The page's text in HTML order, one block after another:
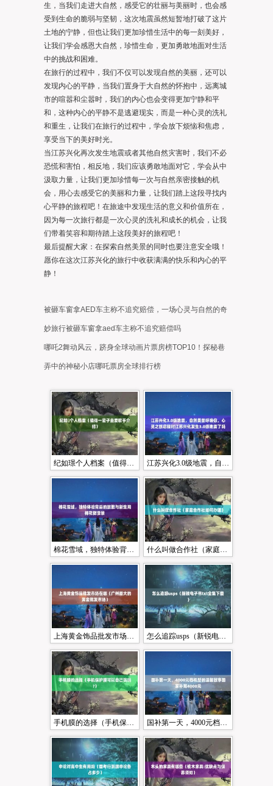
生，当我们走进大自然，感受它的壮丽与美丽时，也会感
受到生命的脆弱与坚韧，这次地震虽然短暂地打破了这片
土地的宁静，但也让我们更加珍惜生活中的每一刻美好，
让我们学会感恩大自然，珍惜生命，更加勇敢地面对生活
中的挑战和困难。
在旅行的过程中，我们不仅可以发现自然的美丽，还可以
发现内心的平静，当我们置身于大自然的怀抱中，远离城
市的喧嚣和尘嚣时，我们的内心也会变得更加宁静和平
和，这种内心的平静不是逃避现实，而是一种心灵的洗礼
和重生，让我们在旅行的过程中，学会放下烦恼和焦虑，
享受当下的美好时光。
当江苏兴化再次发生地震或者其他自然灾害时，我们不必
恐慌和害怕，相反地，我们应该勇敢地面对它，学会从中
汲取力量，让我们更加珍惜每一次与自然亲密接触的机
会，用心去感受它的美丽和力量，让我们踏上这段寻找内
心平静的旅程吧！在旅途中发现生活的意义和价值所在，
因为每一次旅行都是一次心灵的洗礼和成长的机会，让我
们带着笑容和期待踏上这段美好的旅程吧！
最后提醒大家：在探索自然美景的同时也要注意安全哦！
愿你在这次江苏兴化的旅行中收获满满的快乐和内心的平
静！
被砸车窗拿AED车主称不追究赔偿，一场心灵与自然的奇
妙旅行被砸车窗拿aed车主称不追究赔偿吗
哪吒2舞动风云，跻身全球动画片票房榜TOP10！探秘巷
弄中的神秘小店哪吒票房全球排行榜